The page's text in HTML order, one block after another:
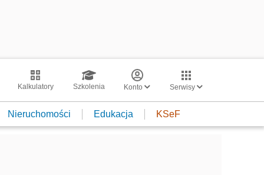
Kalkulatory Szkolenia Konto Serwisy
Nieruchomości Edukacja KSeF